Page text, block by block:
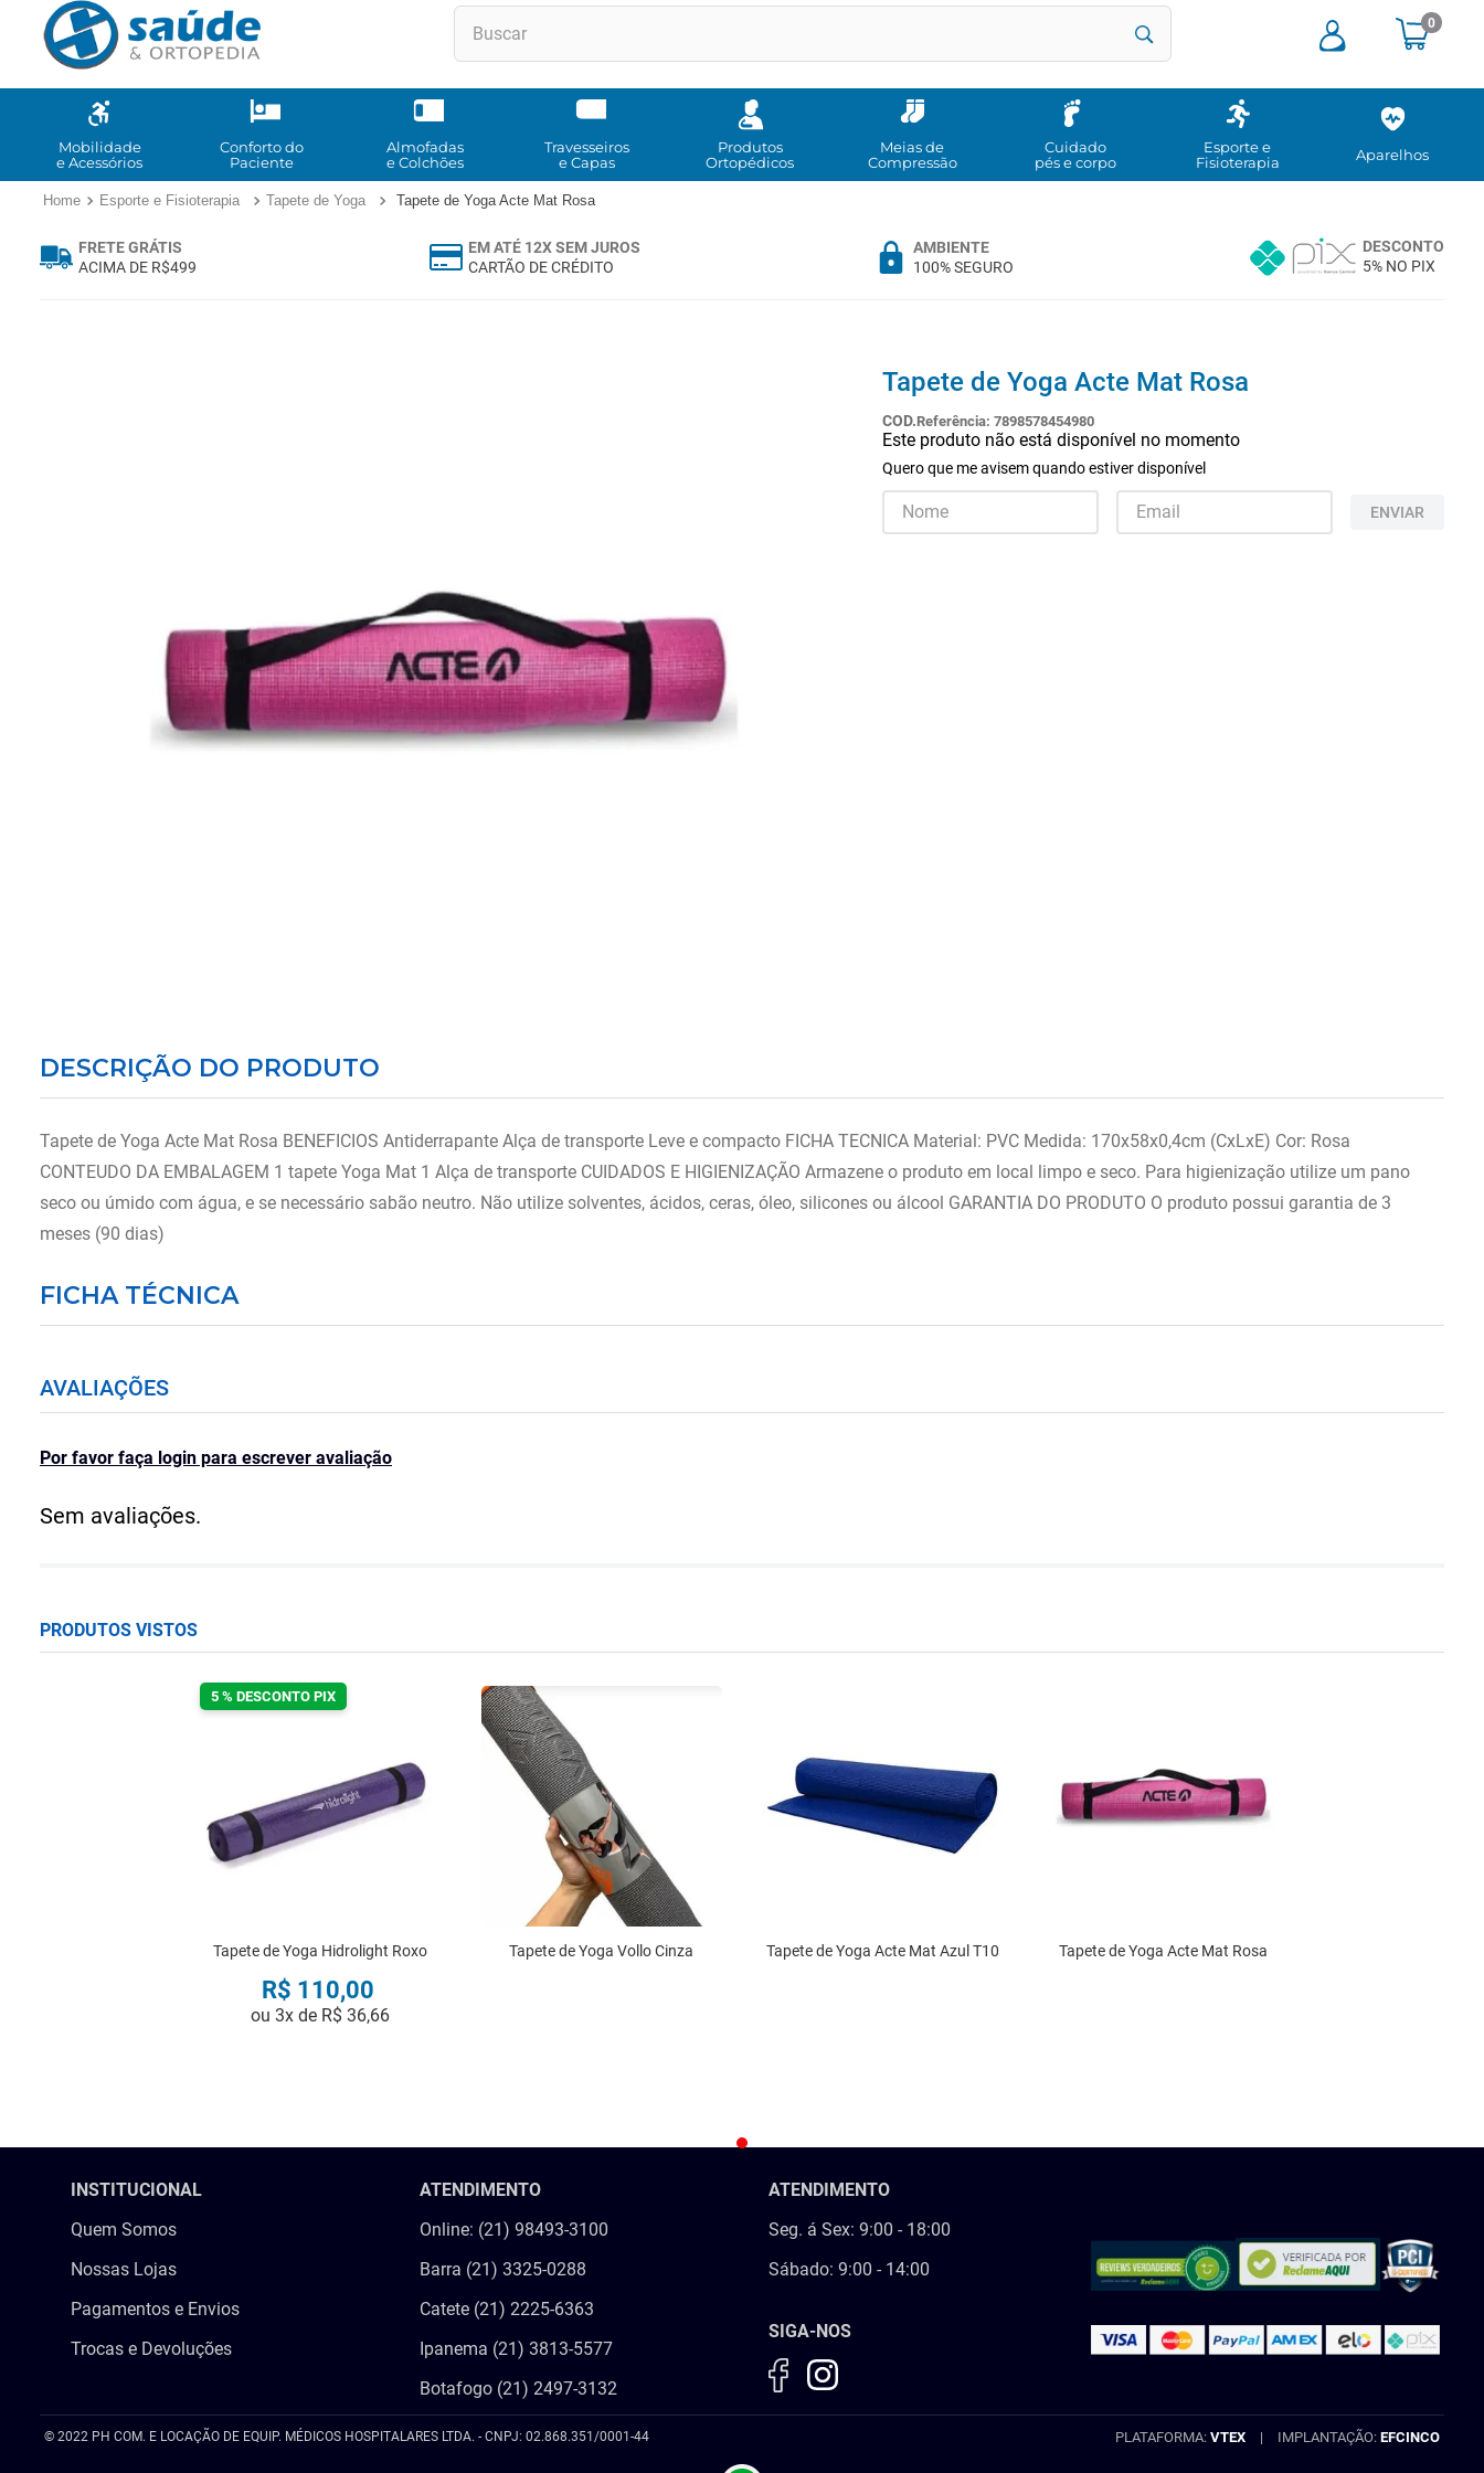
0
Mobilidade
e Acessórios
Conforto do
Paciente
Almofadas
e Colchões
Travesseiros
e Capas
Produtos
Ortopédicos
Meias de
Compressão
Cuidado
pés e corpo
Esporte e
Fisioterapia
Aparelhos
Esporte e Fisioterapia Tapete de Yoga Tapete de Yoga Acte Mat Rosa
FRETE GRÁTIS
ACIMA DE R$499
EM ATÉ 12X SEM JUROS
CARTÃO DE CRÉDITO
AMBIENTE
100% SEGURO
DESCONTO
5% NO PIX
Tapete de Yoga Acte Mat Rosa
Referência:7898578454980
Este produto não está disponível no momento
Quero que me avisem quando estiver disponível
ENVIAR
DESCRIÇÃO DO PRODUTO
Tapete de Yoga Acte Mat Rosa BENEFICIOS Antiderrapante Alça de transporte Leve e compacto FICHA TECNICA Material: PVC Medida: 170x58x0,4cm (CxLxE) Cor: Rosa
CONTEUDO DA EMBALAGEM 1 tapete Yoga Mat 1 Alça de transporte CUIDADOS E HIGIENIZAÇÃO Armazene o produto em local limpo e seco. Para higienização utilize um pano
seco ou úmido com água, e se necessário sabão neutro. Não utilize solventes, ácidos, ceras, óleo, silicones ou álcool GARANTIA DO PRODUTO O produto possui garantia de 3
meses (90 dias)
FICHA TÉCNICA
AVALIAÇÕES
Por favor faça login para escrever avaliação
Sem avaliações.
PRODUTOS VISTOS
5 % DESCONTO PIX
Tapete de Yoga Hidrolight Roxo
R$ 110,00
ou3x de R$ 36,66
Tapete de Yoga Vollo Cinza Tapete de Yoga Acte Mat Azul T10 Tapete de Yoga Acte Mat Rosa
INSTITUCIONAL
Quem Somos
Nossas Lojas
Pagamentos e Envios
Trocas e Devoluções
ATENDIMENTO
Online: (21) 98493-3100
Barra (21) 3325-0288
Catete (21) 2225-6363
Ipanema (21) 3813-5577
Botafogo (21) 2497-3132
ATENDIMENTO
Seg. á Sex: 9:00 - 18:00
Sábado: 9:00 - 14:00
SIGA-NOS
© 2022 PH COM. E LOCAÇÃO DE EQUIP. MÉDICOS HOSPITALARES LTDA. - CNPJ: 02.868.351/0001-44 PLATAFORMA: VTEX | IMPLANTAÇÃO: EFCINCO
TERMOS MAIS BUSCADOS
andadores
meia compressao
3º
cadeira rodas
5º
cadeira rodas agile